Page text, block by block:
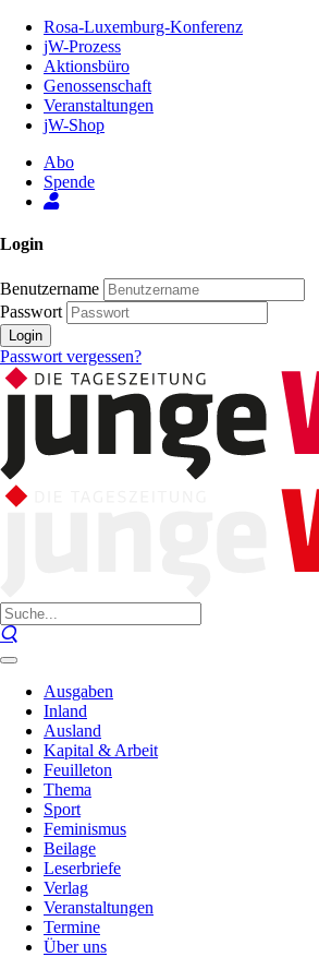
Inhalt
Seite
Rosa-Luxemburg-Konferenz
jW-Prozess
Aktionsbüro
Genossenschaft
Veranstaltungen
jW-Shop
Abo
Spende
Login
Benutzername
Passwort
Login
Passwort vergessen?
Ausgaben
Inland
Ausland
Kapital & Arbeit
Feuilleton
Thema
Sport
Feminismus
Beilage
Leserbriefe
Verlag
Veranstaltungen
Termine
Über uns